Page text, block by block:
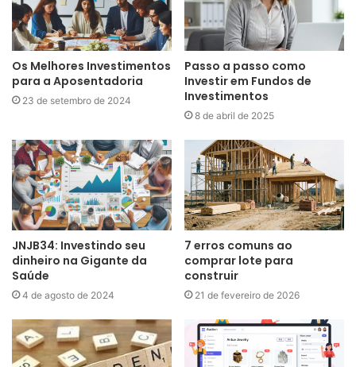
Os Melhores Investimentos
para a Aposentadoria
23 de setembro de 2024
Passo a passo como
Investir em Fundos de
Investimentos
8 de abril de 2025
JNJB34: Investindo seu
dinheiro na Gigante da
Saúde
4 de agosto de 2024
7 erros comuns ao
comprar lote para
construir
21 de fevereiro de 2026